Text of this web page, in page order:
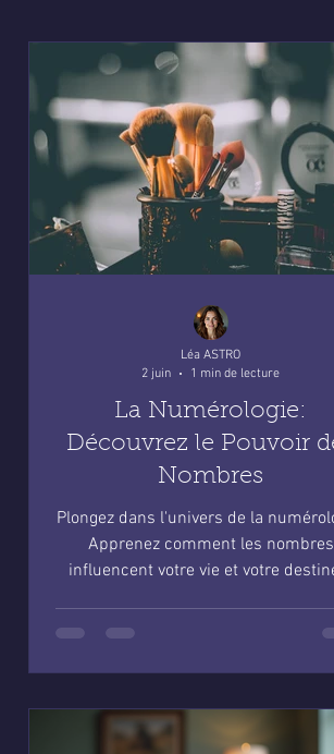
La Numérologie:
Découvrez le Pouvoir
Nombres
Plongez dans l'univers de la
Apprenez comment les nombres
influencent votre vie et votre
Léa ASTRO
2 juin
1 min de lecture